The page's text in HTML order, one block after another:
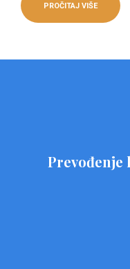
PROČITAJ VIŠE
Prevođenje